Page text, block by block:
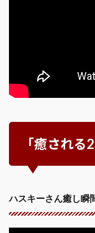
「癒され
ハスキーさん癒し